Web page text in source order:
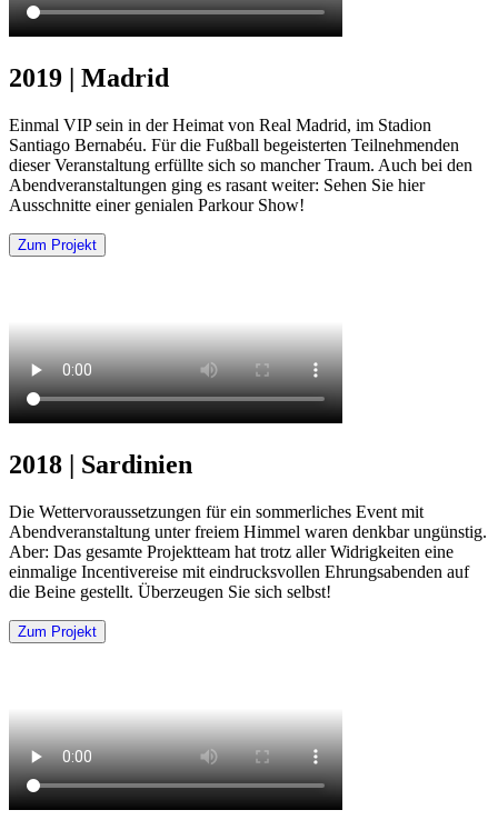
2019 | Madrid
Einmal VIP sein in der Heimat von Real Madrid, im Stadion
Santiago Bernabéu. Für die Fußball begeisterten Teilnehmenden
dieser Veranstaltung erfüllte sich so mancher Traum. Auch bei den
Abendveranstaltungen ging es rasant weiter: Sehen Sie hier
Ausschnitte einer genialen Parkour Show!
Zum Projekt
2018 | Sardinien
Die Wettervoraussetzungen für ein sommerliches Event mit
Abendveranstaltung unter freiem Himmel waren denkbar ungünstig.
Aber: Das gesamte Projektteam hat trotz aller Widrigkeiten eine
einmalige Incentivereise mit eindrucksvollen Ehrungsabenden auf
die Beine gestellt. Überzeugen Sie sich selbst!
Zum Projekt